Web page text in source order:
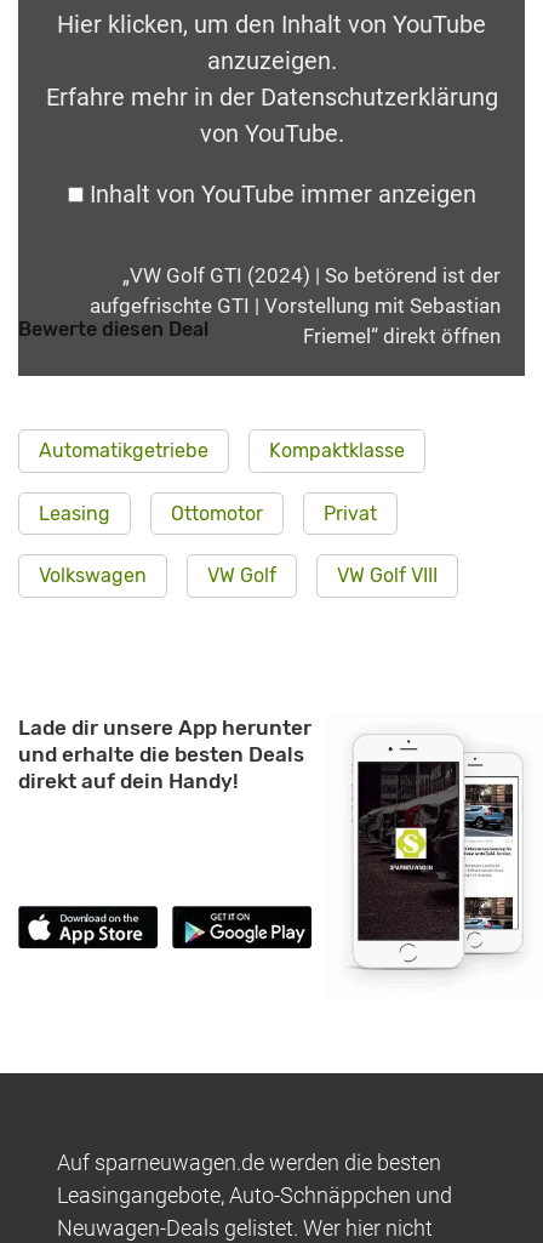
Hier klicken, um den Inhalt von YouTube
anzuzeigen.
Erfahre mehr in der Datenschutzerklärung
von YouTube.
Inhalt von YouTube immer anzeigen
„VW Golf GTI (2024) | So betörend ist der
aufgefrischte GTI | Vorstellung mit Sebastian
Friemel“ direkt öffnen
Bewerte diesen Deal
Automatikgetriebe Kompaktklasse
Leasing Ottomotor Privat
Volkswagen VW Golf VW Golf VIII
Lade dir unsere App herunter
und erhalte die besten Deals
direkt auf dein Handy!
Auf sparneuwagen.de werden die besten
Leasingangebote, Auto-Schnäppchen und
Neuwagen-Deals gelistet. Wer hier nicht